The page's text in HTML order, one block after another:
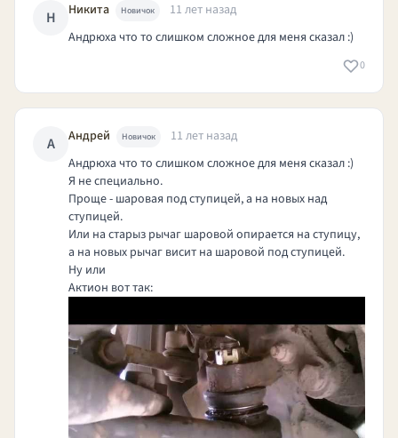
Н Никита Новичок
11 лет назад
Андрюха что то слишком сложное для меня сказал :)
0
А Андрей Новичок
11 лет назад
Андрюха что то слишком сложное для меня сказал :)
Я не специально.
Проще - шаровая под ступицей, а на новых над
ступицей.
Или на старыз рычаг шаровой опирается на ступицу,
а на новых рычаг висит на шаровой под ступицей.
Ну или
Актион вот так: